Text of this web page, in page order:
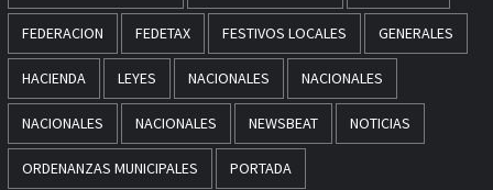
FEDERACION FEDETAX FESTIVOS LOCALES GENERALES
HACIENDA LEYES NACIONALES NACIONALES
NACIONALES NACIONALES NEWSBEAT NOTICIAS
ORDENANZAS MUNICIPALES PORTADA